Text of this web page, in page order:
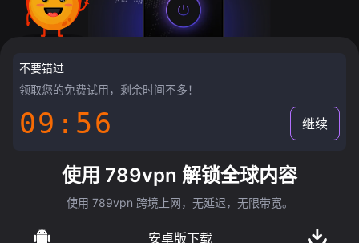
不要错过
领取您的免费试用，剩余时间不多！
09:55 继续
使用 789vpn 解锁全球内容
使用 789vpn 跨境上网，无延迟，无限带宽。
安卓版下载